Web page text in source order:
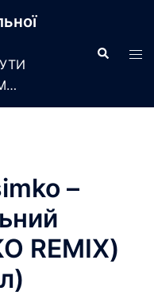
Search
–
REMIX)